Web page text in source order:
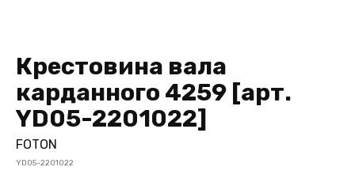
Крестовина вала
карданного 4259 [арт.
YD05-2201022]
FOTON
YD05-2201022